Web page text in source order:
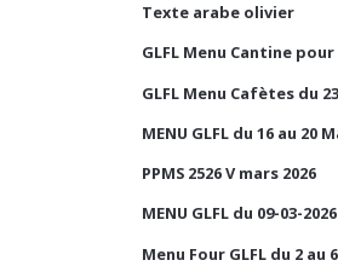
Texte arabe olivier
GLFL Menu Cantine
GLFL Menu Cafètes du
MENU GLFL du 16 au 20
PPMS 2526 V mars 2026
MENU GLFL du 09-03-
Menu Four GLFL du 2 au